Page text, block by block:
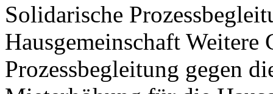
Solidarische
Hausgemeinschaft
Prozessbegleitung gegen